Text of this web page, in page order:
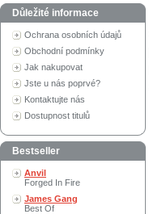
Důležité informace
Ochrana osobních údajů
Obchodní podmínky
Jak nakupovat
Jste u nás poprvé?
Kontaktujte nás
Dostupnost titulů
Bestseller
Anvil
Forged In Fire
James Gang
Best Of